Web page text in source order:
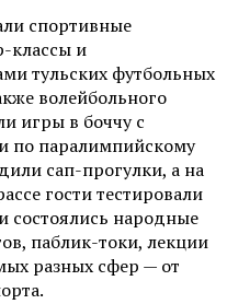
спортивные
классы и
тульских футбольных
волейбольного
игры в боччу с
по паралимпийскому
сап-прогулки, а на
гости тестировали
состоялись народные
паблик-токи, лекции
разных сфер — от